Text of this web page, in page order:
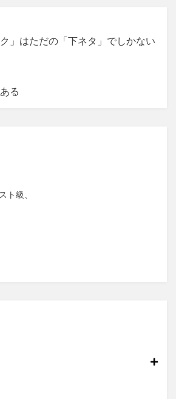
」はただの「下ネタ」でしかない
る
ト級、